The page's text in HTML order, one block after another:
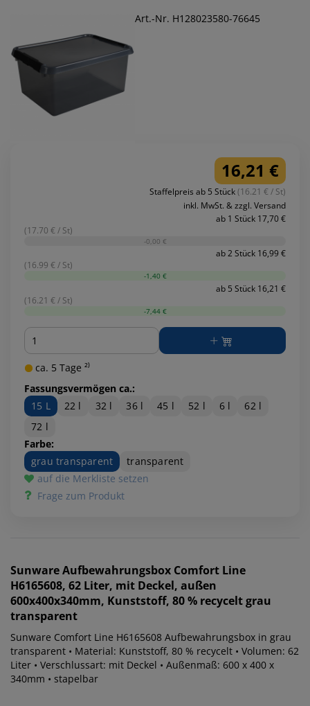
Art.-Nr. H128023580-76645
16,21 €
Staffelpreis ab 5 Stück(16.21 € / St)
inkl. MwSt. & zzgl. Versand
ab 1 Stück 17,70 €
(17.70 € / St)
-0,00 €
ab 2 Stück 16,99 €
(16.99 € / St)
-1,40 €
ab 5 Stück 16,21 €
(16.21 € / St)
-7,44 €
Menge
ca. 5 Tage ²⁾
Fassungsvermögen ca.:
15 L
22 l 32 l 36 l 45 l 52 l 6 l
62 l
72 l
Farbe:
grau transparent
transparent
auf die Merkliste setzen
Frage zum Produkt
SunwareAufbewahrungsbox Comfort Line
H6165608, 62 Liter, mit Deckel, außen
600x400x340mm, Kunststoff, 80 % recycelt grau
transparent
Sunware Comfort Line H6165608 Aufbewahrungsbox in grau
transparent • Material: Kunststoff, 80 % recycelt • Volumen: 62
Liter • Verschlussart: mit Deckel • Außenmaß: 600 x 400 x
340mm • stapelbar